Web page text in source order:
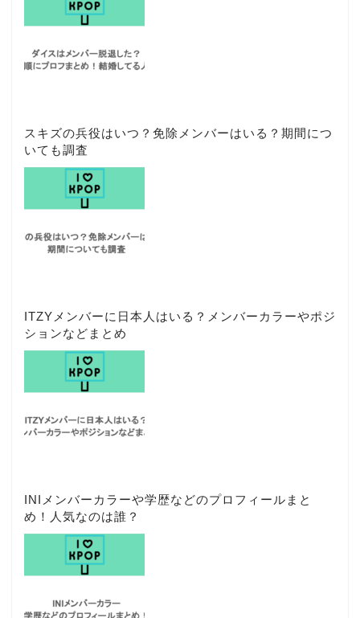
スキズの兵役はいつ？免除メンバーはいる？期間につ
いても調査
ITZYメンバーに日本人はいる？メンバーカラーやポジ
ションなどまとめ
INIメンバーカラーや学歴などのプロフィールまと
め！人気なのは誰？